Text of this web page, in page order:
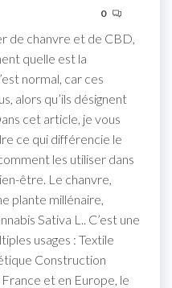
0
de chanvre et de CBD,
quelle est la
normal, car ces
alors qu’ils désignent
cet article, je vous
ce qui différencie le
les utiliser dans
être. Le chanvre,
plante millénaire,
Sativa L.. C’est une
usages : Textile
Construction
et en Europe, le